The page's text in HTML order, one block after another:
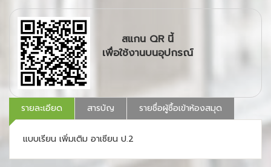
สแกน QR นี้
เพื่อใช้งานบนอุปกรณ์
รายละเอียด สารบัญ รายชื่อผู้ซื้อเข้าห้องสมุด
แบบเรียน เพิ่มเติม อาเซียน ป.2